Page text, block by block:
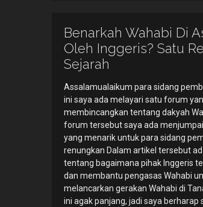
Benarkah Wahabi Di
Oleh Inggeris? Satu
Sejarah
Assalamualaikum para sidang
ini saya ada melayari satu forum
membincangkan tentang dakyah
forum tersebut saya ada
yang menarik untuk para sidang
renungkan Dalam artikel tersebut
tentang bagaimana pihak Inggeris
dan membantu pengasas Wahabi
melancarkan gerakan Wahabi di
ini agak panjang, jadi saya berharap